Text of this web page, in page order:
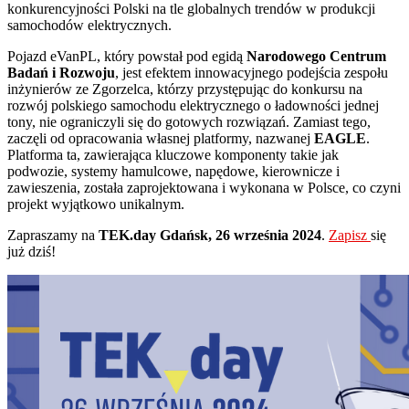
konkurencyjności Polski na tle globalnych trendów w produkcji
samochodów elektrycznych.
Pojazd eVanPL, który powstał pod egidą Narodowego Centrum
Badań i Rozwoju, jest efektem innowacyjnego podejścia zespołu
inżynierów ze Zgorzelca, którzy przystępując do konkursu na
rozwój polskiego samochodu elektrycznego o ładowności jednej
tony, nie ograniczyli się do gotowych rozwiązań. Zamiast tego,
zaczęli od opracowania własnej platformy, nazwanej EAGLE.
Platforma ta, zawierająca kluczowe komponenty takie jak
podwozie, systemy hamulcowe, napędowe, kierownicze i
zawieszenia, została zaprojektowana i wykonana w Polsce, co czyni
projekt wyjątkowo unikalnym.
Zapraszamy na TEK.day Gdańsk, 26 września 2024. Zapisz się
już dziś!